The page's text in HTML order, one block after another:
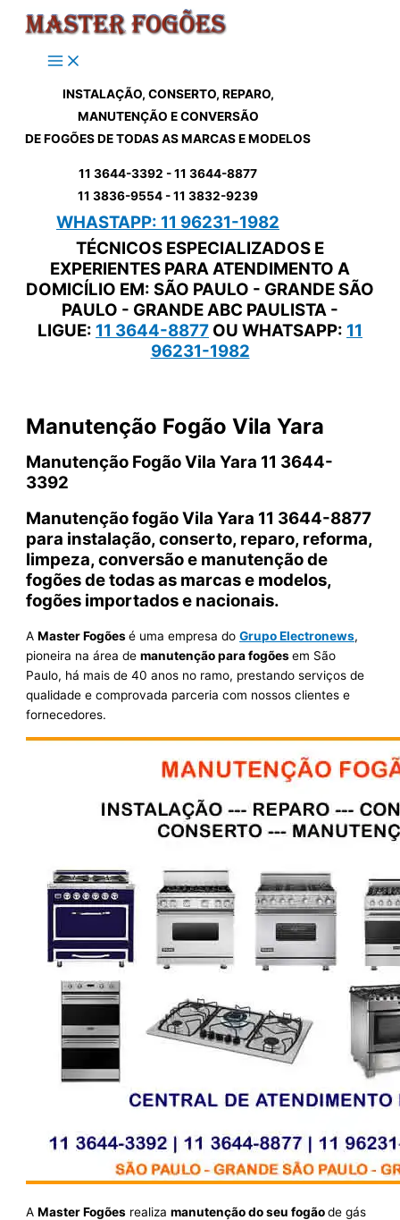
para
INSTALAÇÃO, CONSERTO, REPARO,
MANUTENÇÃO E CONVERSÃO
DE FOGÕES DE TODAS AS MARCAS E MODELOS
11 3644-3392 - 11 3644-8877
11 3836-9554 - 11 3832-9239
WHASTAPP: 11 96231-1982
TÉCNICOS ESPECIALIZADOS E
EXPERIENTES PARA ATENDIMENTO A
DOMICÍLIO EM: SÃO PAULO - GRANDE SÃO
PAULO - GRANDE ABC PAULISTA -
LIGUE: 11 3644-8877 OU WHATSAPP: 11
96231-1982
Manutenção Fogão Vila Yara
Manutenção Fogão Vila Yara 11 3644-
3392
Manutenção fogão Vila Yara 11 3644-8877
para instalação, conserto, reparo, reforma,
limpeza, conversão e manutenção de
fogões de todas as marcas e modelos,
fogões importados e nacionais.
AMaster Fogõesé uma empresa doGrupo Electronews,
pioneira na área demanutenção para fogõesem São
Paulo, há mais de 40 anos no ramo, prestando serviços de
qualidade e comprovada parceria com nossos clientes e
fornecedores.
AMaster Fogões realizamanutenção do seu fogãode gás